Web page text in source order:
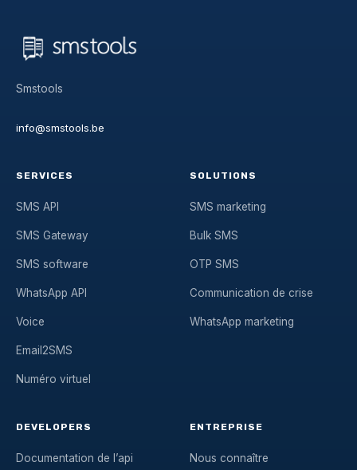
Smstools
info@smstools.be
SERVICES
SMS API
SMS Gateway
SMS software
WhatsApp API
Voice
Email2SMS
Numéro virtuel
SOLUTIONS
SMS marketing
Bulk SMS
OTP SMS
Communication de crise
WhatsApp marketing
DEVELOPERS
Documentation de l’api
ENTREPRISE
Nous connaître